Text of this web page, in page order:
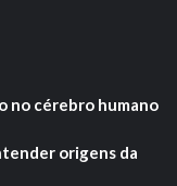
no cérebro humano
origens da